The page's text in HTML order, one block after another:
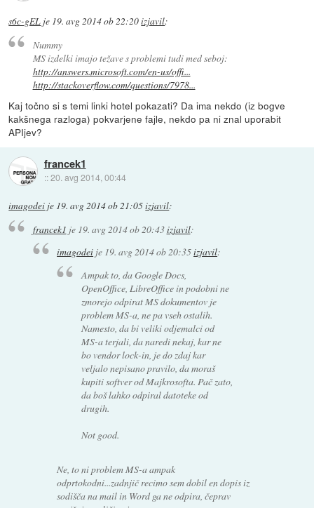
s6c-gEL je 19. avg 2014 ob 22:20izjavil:
Nummy
MS izdelki imajo težave s problemi tudi med seboj:
http://answers.microsoft.com/en-us/offi...
http://stackoverflow.com/questions/7978...
Kaj točno si s temi linki hotel pokazati? Da ima nekdo (iz bogve
kakšnega razloga) pokvarjene fajle, nekdo pa ni znal uporabit
APIjev?
francek1
::20. avg 2014, 00:44
imagodei je 19. avg 2014 ob 21:05izjavil:
francek1 je 19. avg 2014 ob 20:43izjavil:
imagodei je 19. avg 2014 ob 20:35izjavil:
Ampak to, da Google Docs,
OpenOffice, LibreOffice in podobni ne
zmorejo odpirat MS dokumentov je
problem MS-a, ne pa vseh ostalih.
Namesto, da bi veliki odjemalci od
MS-a terjali, da naredi nekaj, kar ne
bo vendor lock-in, je do zdaj kar
veljalo nepisano pravilo, da moraš
kupiti softver od Majkrosofta. Pač zato,
da boš lahko odpiral datoteke od
drugih.
Not good.
Ne, to ni problem MS-a ampak
odprtokodni...zadnjič recimo sem dobil en dopis iz
sodišča na mail in Word ga ne odpira, čeprav